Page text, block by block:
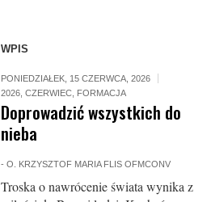
WPIS
PONIEDZIAŁEK, 15 CZERWCA, 2026
2026 ,CZERWIEC FORMACJA
Doprowadzić wszystkich do
nieba
-O. KRZYSZTOF MARIA FLIS OFMCONV
Troska o nawrócenie świata wynika z